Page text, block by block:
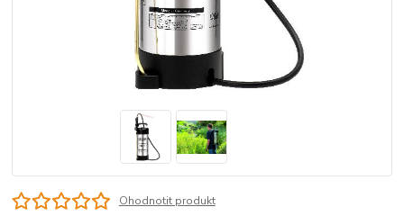
Ohodnotit produkt